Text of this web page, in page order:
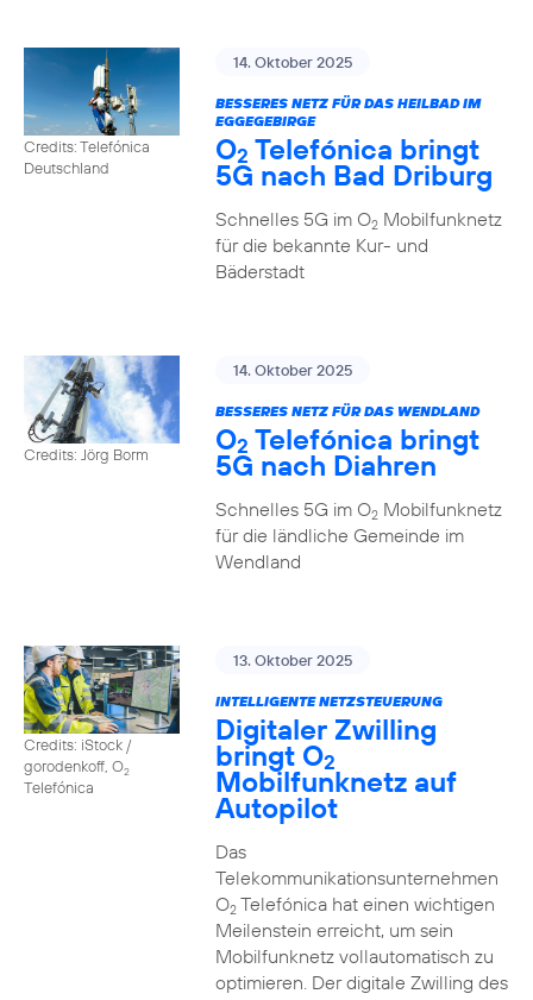
Credits: Telefónica
Deutschland
14. Oktober 2025
BESSERES NETZ FÜR DAS HEILBAD IM
EGGEGEBIRGE
O2 Telefónica bringt
5G nach Bad Driburg
Schnelles 5G im O2Mobilfunknetz
für die bekannte Kur- und
Bäderstadt
Credits: Jörg Borm
14. Oktober 2025
BESSERES NETZ FÜR DAS WENDLAND
O2 Telefónica bringt
5G nach Diahren
Schnelles 5G im O2Mobilfunknetz
für die ländliche Gemeinde im
Wendland
Credits: iStock /
gorodenkoff, O2
Telefónica
13. Oktober 2025
INTELLIGENTE NETZSTEUERUNG
Digitaler Zwilling
bringt O2
Mobilfunknetz auf
Autopilot
Das
Telekommunikationsunternehmen
O2Telefónica hat einen wichtigen
Meilenstein erreicht, um sein
Mobilfunknetz vollautomatisch zu
optimieren. Der digitale Zwilling des